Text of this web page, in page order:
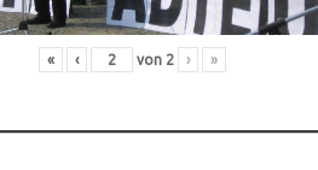
« ‹ von 2 › »